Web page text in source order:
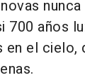
700 años
en el cielo,